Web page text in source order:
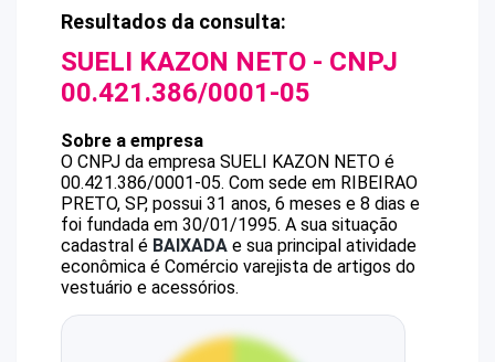
Resultados da consulta:
SUELI KAZON NETO - CNPJ
00.421.386/0001-05
Sobre a empresa
O CNPJ da empresa SUELI KAZON NETO é
00.421.386/0001-05. Com sede em RIBEIRAO
PRETO, SP, possui 31 anos, 6 meses e 8 dias e
foi fundada em 30/01/1995. A sua situação
cadastral é BAIXADA e sua principal atividade
econômica é Comércio varejista de artigos do
vestuário e acessórios.